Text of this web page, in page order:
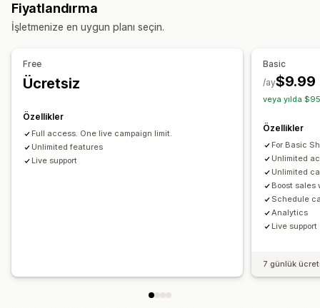
Çoklu dil Özel kurallar
Ücretsiz hediyeler
Ürün önerileri
Genellikle birlikte satın alınan ürünler
Analizler
Tıklama oranı
Dönüşüm oranları
Yukarı satış
Ödeme sayfası özelleştirme
Otomatik indirimler
Çoklu dil
Fiyatlandırma
İşletmenize en uygun planı seçin.
Free
Ücretsiz
Özellikler
Full access. One live campaign limit.
Unlimited features
Live support
Basic
$9.99
/ay
veya yılda
Özellikler
For Basic
Unlimited
Unlimited
Boost sales
Schedule
Analytics
Live support
7 günlük